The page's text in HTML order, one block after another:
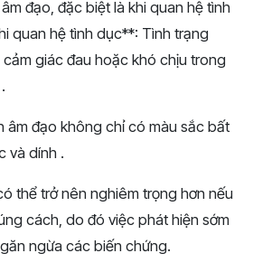
đạo, đặc biệt là khi quan hệ tình
quan hệ tình dục**: Tình trạng
giác đau hoặc khó chịu trong
âm đạo không chỉ có màu sắc bất
và dính .
thể trở nên nghiêm trọng hơn nếu
cách, do đó việc phát hiện sớm
ngừa các biến chứng.